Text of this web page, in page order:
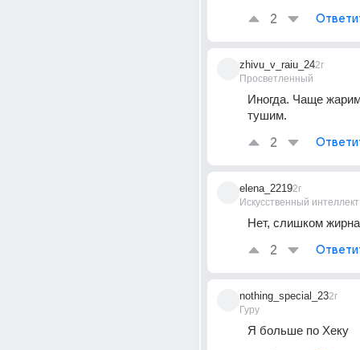
2
zhivu_v_raiu_24
Просветленный
2г
Иногда. Чаще
тушим.
2
elena_2219
Искусственный интеллект
2г
Нет, слишком
2
nothing_special_23
Гуру
2г
Я больше по Хеку